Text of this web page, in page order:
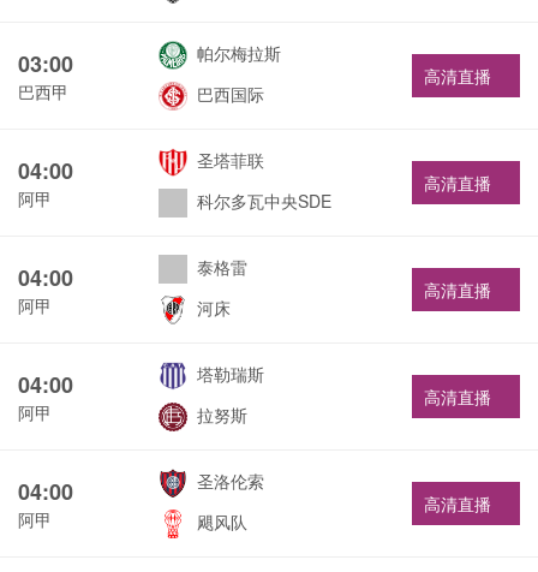
03:00
巴西甲
帕尔梅拉斯
巴西国际
高清直播
04:00
阿甲
圣塔菲联
科尔多瓦中央SDE
高清直播
04:00
阿甲
泰格雷
河床
高清直播
04:00
阿甲
塔勒瑞斯
拉努斯
高清直播
04:00
阿甲
圣洛伦索
飓风队
高清直播